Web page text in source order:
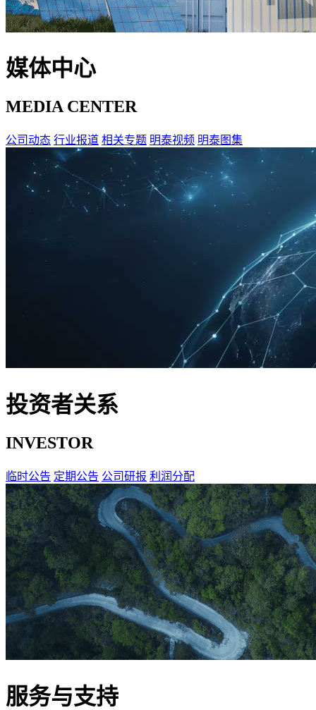
媒体中心
MEDIA CENTER
公司动态 行业报道 相关专题 明泰视频 明泰图集
投资者关系
INVESTOR
临时公告 定期公告 公司研报 利润分配
服务与支持